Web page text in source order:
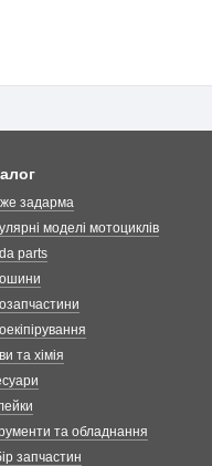
задарма
моделі мотоциклів
parts
та хімія
та обладнання
запчастин